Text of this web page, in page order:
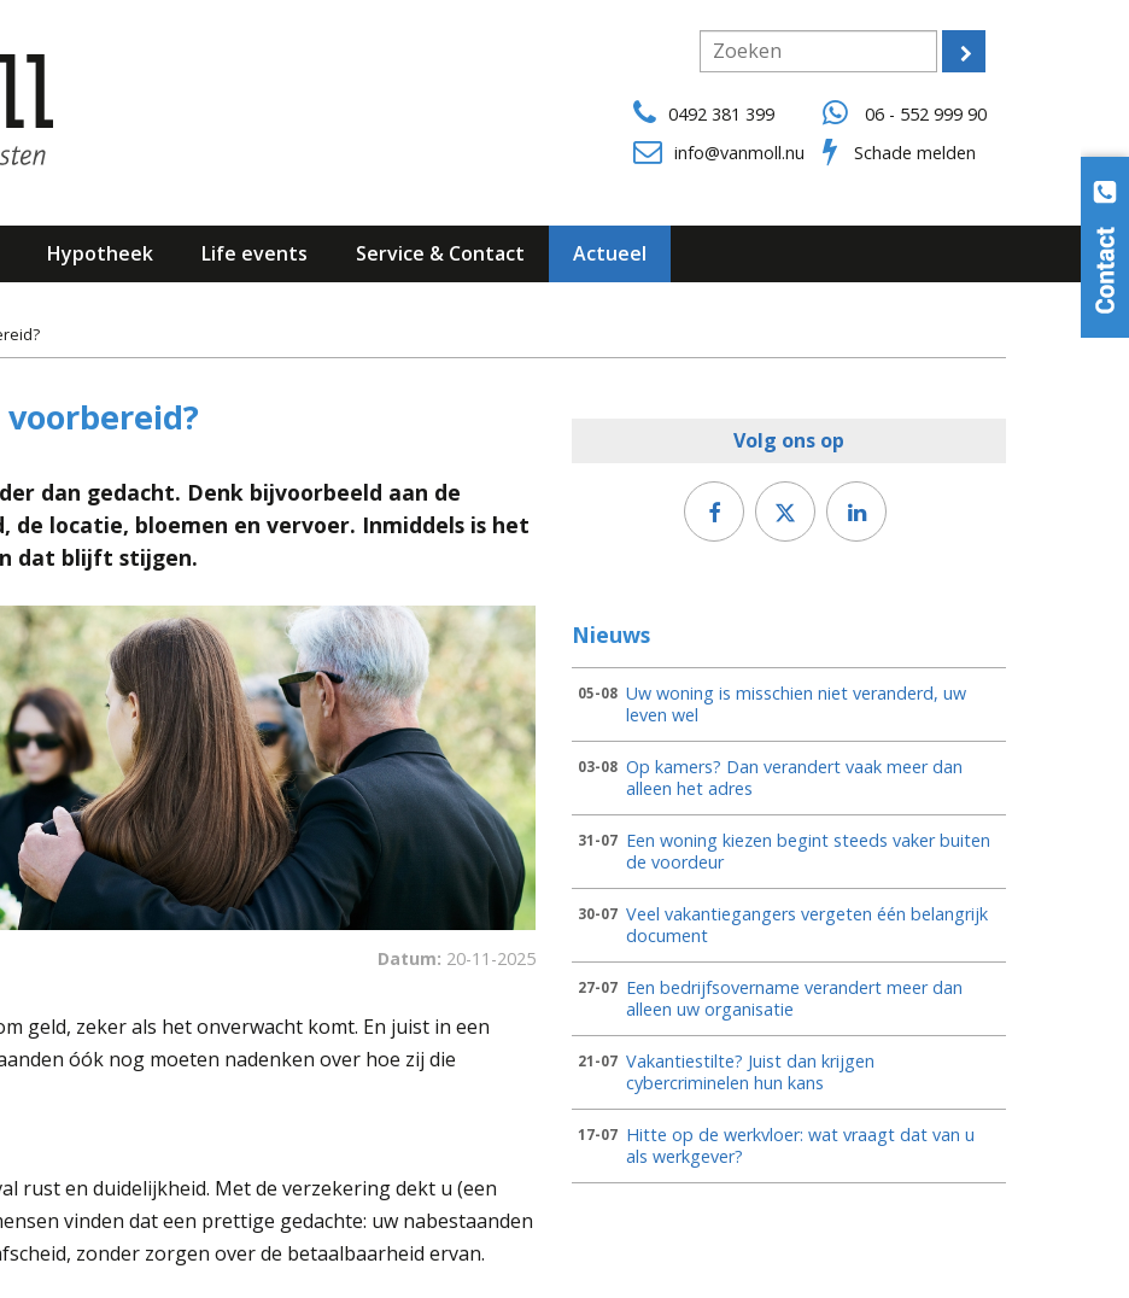
0492 381 399
info@vanmoll.nu
06 - 552 999 90
Schade melden
Hypotheek Life events Service & Contact Actueel
dan gedacht. Denk bijvoorbeeld aan de
de locatie, bloemen en vervoer. Inmiddels is het
dat blijft stijgen.
Datum: 20-11-2025
geld, zeker als het onverwacht komt. En juist in een
óók nog moeten nadenken over hoe zij die
rust en duidelijkheid. Met de verzekering dekt u (een
vinden dat een prettige gedachte: uw nabestaanden
zonder zorgen over de betaalbaarheid ervan.
Volg ons op
Nieuws
05-08 Uw woning is misschien niet veranderd, uw
leven wel
03-08 Op kamers? Dan verandert vaak meer dan
alleen het adres
31-07 Een woning kiezen begint steeds vaker buiten
de voordeur
30-07 Veel vakantiegangers vergeten één belangrijk
document
27-07 Een bedrijfsovername verandert meer dan
alleen uw organisatie
21-07 Vakantiestilte? Juist dan krijgen
cybercriminelen hun kans
17-07 Hitte op de werkvloer: wat vraagt dat van u
als werkgever?